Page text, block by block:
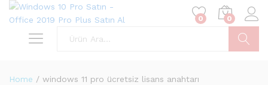
0 0
Home / windows 11 pro ücretsiz lisans anahtarı